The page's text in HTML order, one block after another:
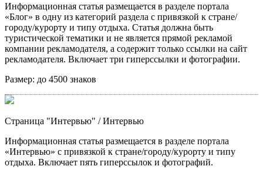
Информационная статья размещается в разделе портала
«Блог» в одну из категорий раздела с привязкой к стране/
городу/курорту и типу отдыха. Статья должна быть
туристической тематики и не является прямой рекламой
компании рекламодателя, а содержит только ссылки на сайт
рекламодателя. Включает три гиперссылки и фотографии.
Размер: до 4500 знаков
Страница "Интервью" / Интервью
Информационная статья размещается в разделе портала
«Интервью» с привязкой к стране/городу/курорту и типу
отдыха. Включает пять гиперссылок и фотографий.